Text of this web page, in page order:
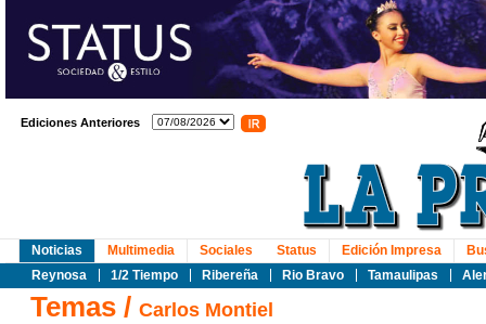
Ediciones Anteriores
Noticias
Reynosa
1/2 Tiempo Ribereña Rio Bravo Tamaulipas
Multimedia Sociales Status Edición Impresa
Temas / Carlos Montiel